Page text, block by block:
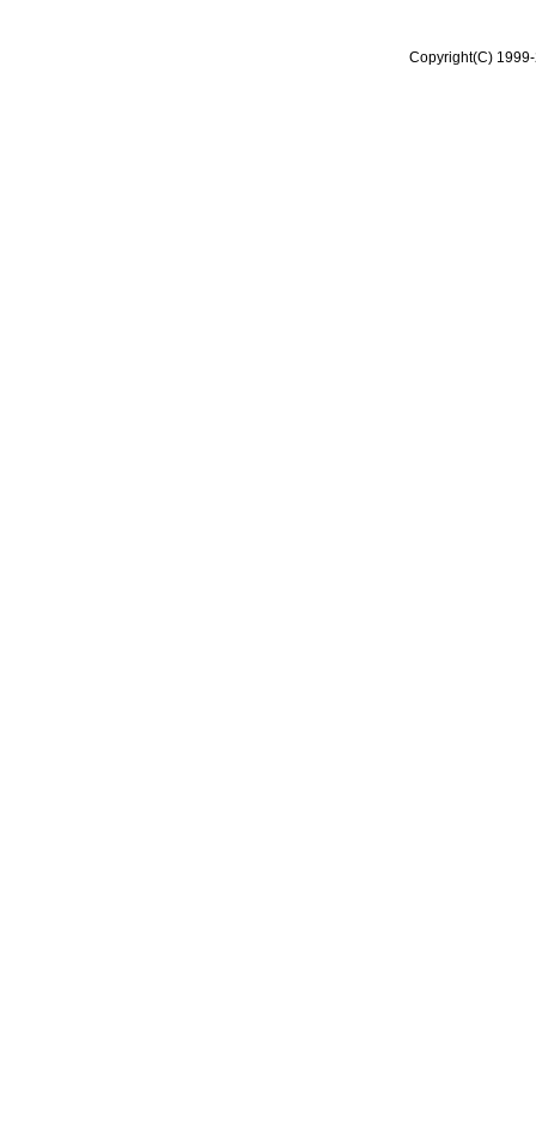
Copyright(C)